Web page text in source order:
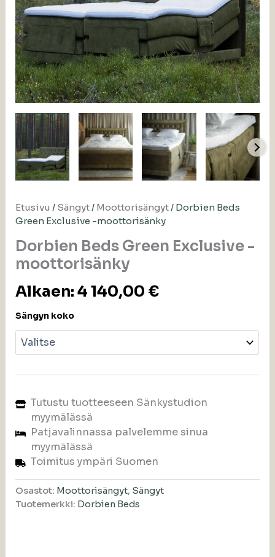
Etusivu / Sängyt/ Moottorisängyt/ Dorbien Beds
Green Exclusive -moottorisänky
Dorbien Beds Green Exclusive -
moottorisänky
Alkaen:4 140,00 €
Sängyn koko
Tutustu tuotteeseen Sänkystudion
myymälässä
Patjavalinnassa palvelemme sinua
myymälässä
Toimitus ympäri Suomen
Osastot: Moottorisängyt, Sängyt
Tuotemerkki: Dorbien Beds